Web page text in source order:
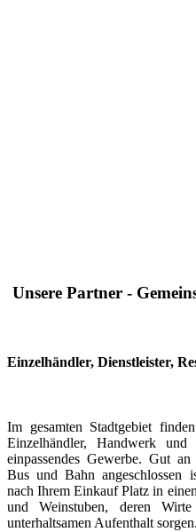
Unsere Partner -
Einzelhändler, Dienstleister,
Im gesamten Stadtgebiet
Einzelhändler, Handwerk
einpassendes Gewerbe. Gut
Bus und Bahn angeschlossen
nach Ihrem Einkauf Platz in
und Weinstuben, deren
unterhaltsamen Aufenthalt sorgen.